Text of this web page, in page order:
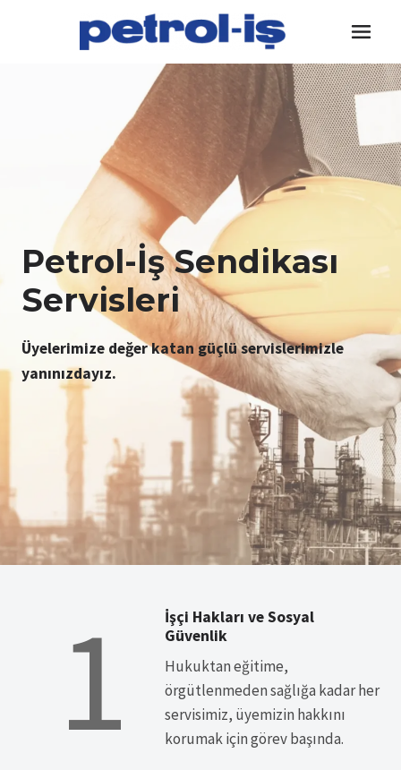
Petrol-İş Sendikası
Servisleri
Üyelerimize değer katan güçlü servislerimizle
yanınızdayız.
1
İşçi Hakları ve Sosyal
Güvenlik
Hukuktan eğitime,
örgütlenmeden sağlığa kadar her
servisimiz, üyemizin hakkını
korumak için görev başında.